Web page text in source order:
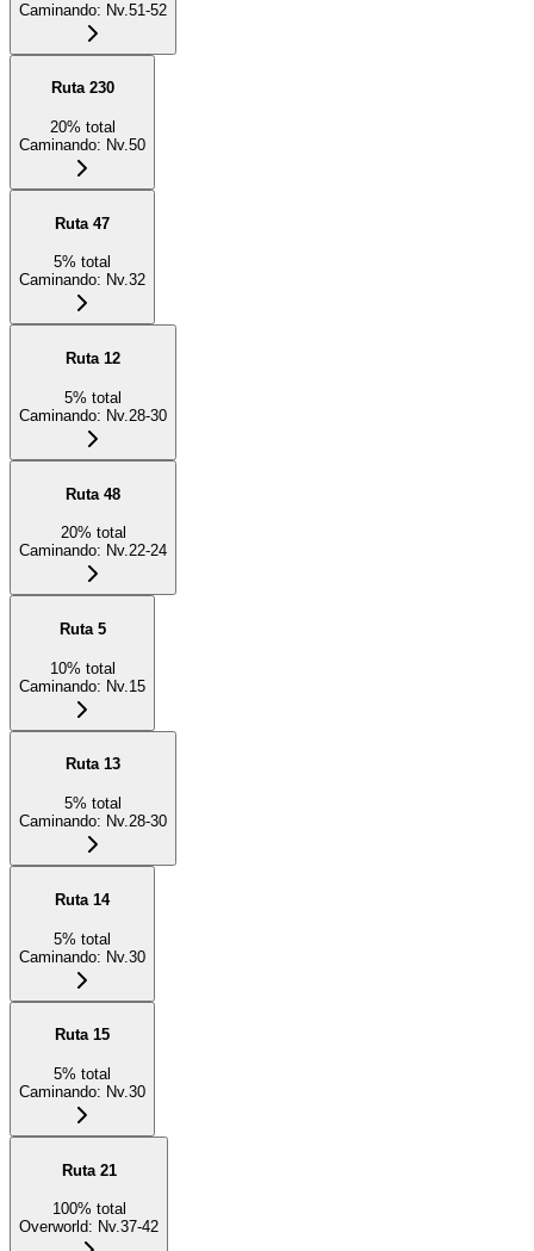
Caminando: Nv.51-52
Ruta 230
20% total
Caminando: Nv.50
Ruta 47
5% total
Caminando: Nv.32
Ruta 12
5% total
Caminando: Nv.28-30
Ruta 48
20% total
Caminando: Nv.22-24
Ruta 5
10% total
Caminando: Nv.15
Ruta 13
5% total
Caminando: Nv.28-30
Ruta 14
5% total
Caminando: Nv.30
Ruta 15
5% total
Caminando: Nv.30
Ruta 21
100% total
Overworld: Nv.37-42